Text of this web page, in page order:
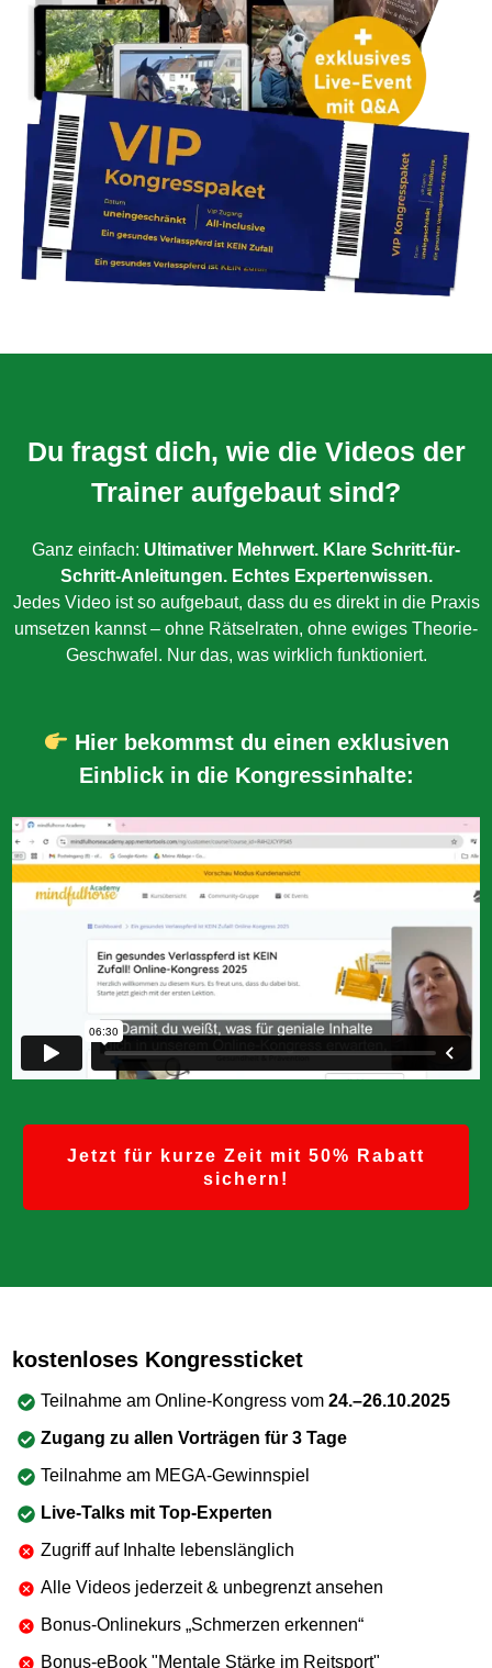
Du fragst dich, wie die Videos der
Trainer aufgebaut sind?
Ganz einfach: Ultimativer Mehrwert. Klare Schritt-für-
Schritt-Anleitungen. Echtes Expertenwissen.
Jedes Video ist so aufgebaut, dass du es direkt in die Praxis
umsetzen kannst – ohne Rätselraten, ohne ewiges Theorie-
Geschwafel. Nur das, was wirklich funktioniert.
Hier bekommst du einen exklusiven
Einblick in die Kongressinhalte:
Jetzt für kurze Zeit mit 50% Rabatt
sichern!
kostenloses Kongressticket
Teilnahme am Online-Kongress vom 24.–26.10.2025
Zugang zu allen Vorträgen für 3 Tage
Teilnahme am MEGA-Gewinnspiel
Live-Talks mit Top-Experten
Zugriff auf Inhalte lebenslänglich
Alle Videos jederzeit & unbegrenzt ansehen
Bonus-Onlinekurs „Schmerzen erkennen“
Bonus-eBook "Mentale Stärke im Reitsport"